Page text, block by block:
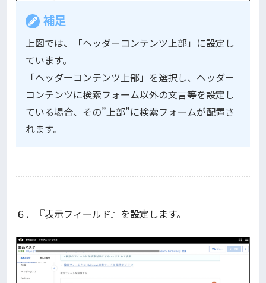
補足
上図では、「ヘッダーコンテンツ上部」に設定し
ています。
「ヘッダーコンテンツ上部」を選択し、ヘッダー
コンテンツに検索フォーム以外の文言等を設定し
ている場合、その”上部”に検索フォームが配置さ
れます。
６．『表示フィールド』を設定します。